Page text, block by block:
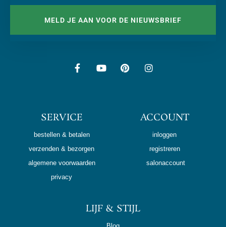
MELD JE AAN VOOR DE NIEUWSBRIEF
SERVICE
bestellen & betalen
verzenden & bezorgen
algemene voorwaarden
privacy
ACCOUNT
inloggen
registreren
salonaccount
LIJF & STIJL